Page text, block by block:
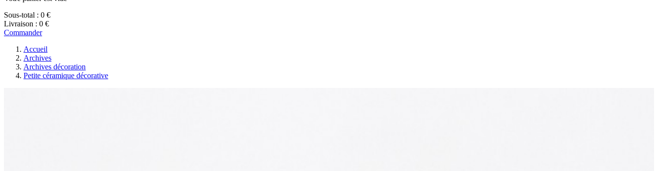
Sous-total : 0 €
Livraison : 0 €
Commander
Accueil
Archives
Archives décoration
Petite céramique décorative